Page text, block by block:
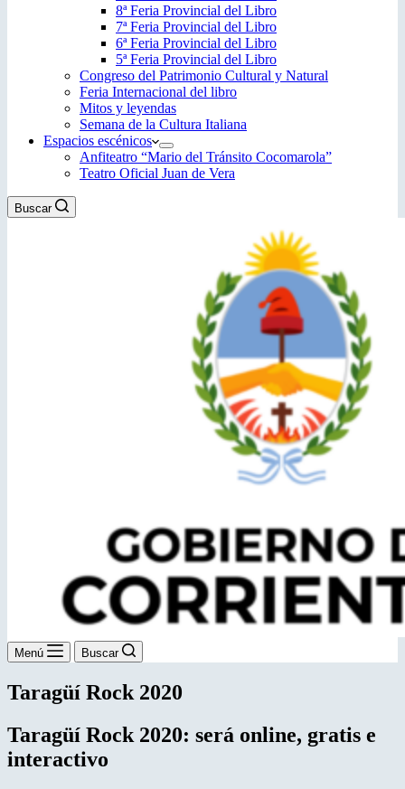
8ª Feria Provincial del Libro
7ª Feria Provincial del Libro
6ª Feria Provincial del Libro
5ª Feria Provincial del Libro
Congreso del Patrimonio Cultural y Natural
Feria Internacional del libro
Mitos y leyendas
Semana de la Cultura Italiana
Espacios escénicos
Anfiteatro “Mario del Tránsito Cocomarola”
Teatro Oficial Juan de Vera
Buscar
Menú Buscar
Taragüí Rock 2020
Taragüí Rock 2020: será online, gratis e
interactivo